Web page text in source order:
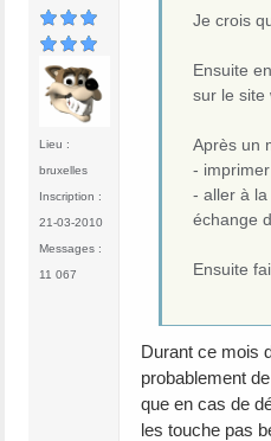
Lieu :
bruxelles
Inscription :
21-03-2010
Messages :
11 067
Je crois
Ensuite
sur le site
Après un
-
- aller à
échange
Ensuite
Durant ce mois
probablement
que en cas de
les touche pas